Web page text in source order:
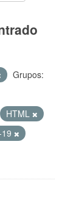
Grupos:
HTML